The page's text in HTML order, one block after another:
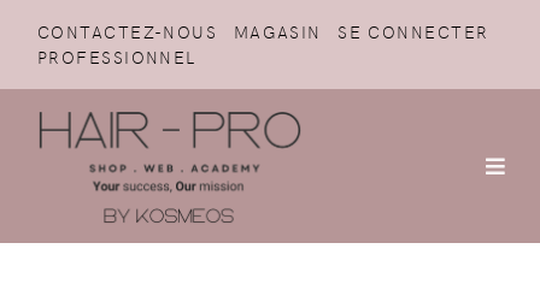
CONTACTEZ-NOUS MAGASIN
SE CONNECTER
PROFESSIONNEL